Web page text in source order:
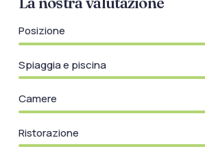
Posizione
Spiaggia e piscina
Camere
Ristorazione